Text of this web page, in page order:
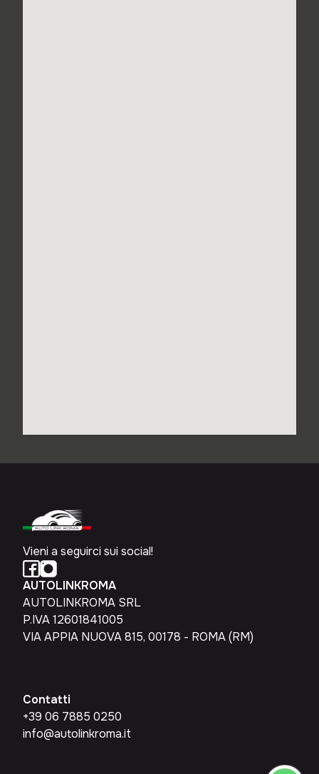
Vieni a seguirci sui social!
AUTOLINKROMA
AUTOLINKROMA SRL
P.IVA 12601841005
VIA APPIA NUOVA 815, 00178 - ROMA (RM)
Contatti
+39 06 7885 0250
info@autolinkroma.it